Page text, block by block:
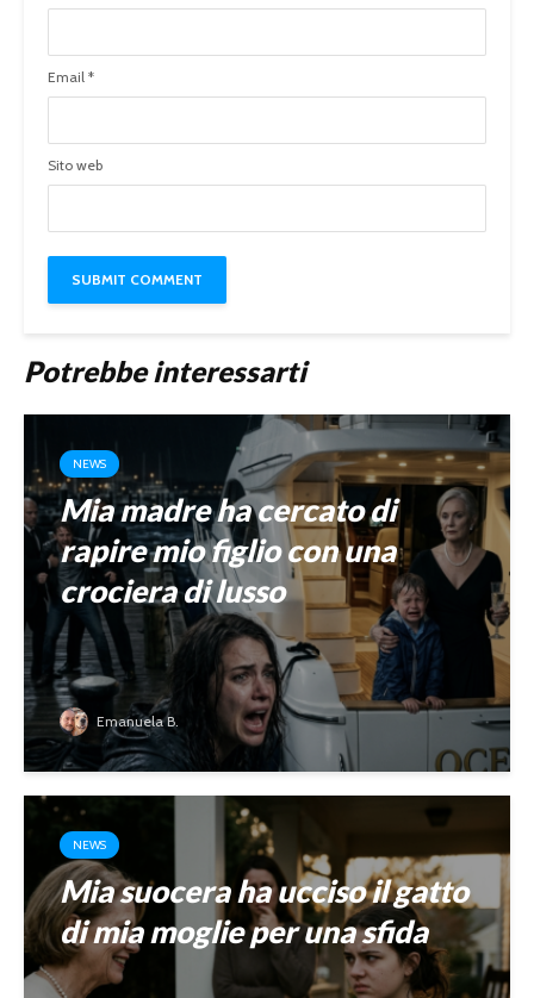
Email *
Sito web
Potrebbe interessarti
NEWS
Mia madre ha cercato di
rapire mio figlio con una
crociera di lusso
Emanuela B.
NEWS
Mia suocera ha ucciso il gatto
di mia moglie per una sfida